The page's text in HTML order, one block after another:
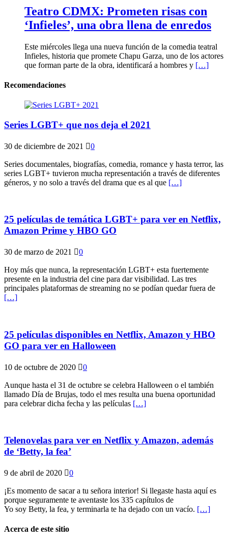
Teatro CDMX: Prometen risas con
‘Infieles’, una obra llena de enredos
Este miércoles llega una nueva función de la comedia teatral
Infieles, historia que promete Chapu Garza, uno de los actores
que forman parte de la obra, identificará a hombres y […]
Recomendaciones
Series LGBT+ que nos deja el 2021
30 de diciembre de 2021 0
Series documentales, biografías, comedia, romance y hasta terror, las
series LGBT+ tuvieron mucha representación a través de diferentes
géneros, y no solo a través del drama que es al que […]
25 películas de temática LGBT+ para ver en Netflix,
Amazon Prime y HBO GO
30 de marzo de 2021 0
Hoy más que nunca, la representación LGBT+ esta fuertemente
presente en la industria del cine para dar visibilidad. Las tres
principales plataformas de streaming no se podían quedar fuera de
[…]
25 películas disponibles en Netflix, Amazon y HBO
GO para ver en Halloween
10 de octubre de 2020 0
Aunque hasta el 31 de octubre se celebra Halloween o el también
llamado Día de Brujas, todo el mes resulta una buena oportunidad
para celebrar dicha fecha y las películas […]
Telenovelas para ver en Netflix y Amazon, además
de ‘Betty, la fea’
9 de abril de 2020 0
¡Es momento de sacar a tu señora interior! Si llegaste hasta aquí es
porque seguramente te aventaste los 335 capítulos de
Yo soy Betty, la fea, y terminarla te ha dejado con un vacío. […]
Acerca de este sitio